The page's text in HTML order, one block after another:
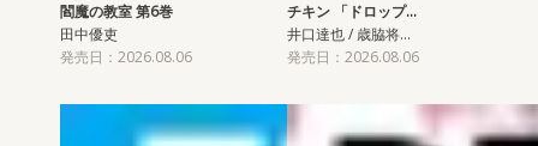
閻魔の教室 第6巻
田中優吏
発売日：2026.08.06
チキン 「ドロップ…
井口達也 / 歳脇将…
発売日：2026.08.06